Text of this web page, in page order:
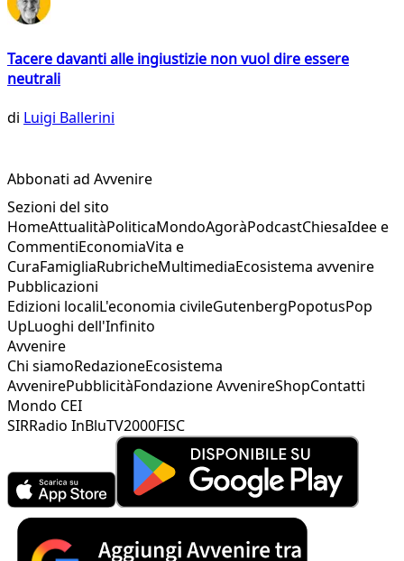
Tacere davanti alle ingiustizie non vuol dire essere
neutrali
di Luigi Ballerini
Abbonati ad Avvenire
Sezioni del sito
HomeAttualitàPoliticaMondoAgoràPodcastChiesaIdee e
CommentiEconomiaVita e
CuraFamigliaRubricheMultimediaEcosistema avvenire
Pubblicazioni
Edizioni localiL'economia civileGutenbergPopotusPop
UpLuoghi dell'Infinito
Avvenire
Chi siamoRedazioneEcosistema
AvvenirePubblicitàFondazione AvvenireShopContatti
Mondo CEI
SIRRadio InBluTV2000FISC